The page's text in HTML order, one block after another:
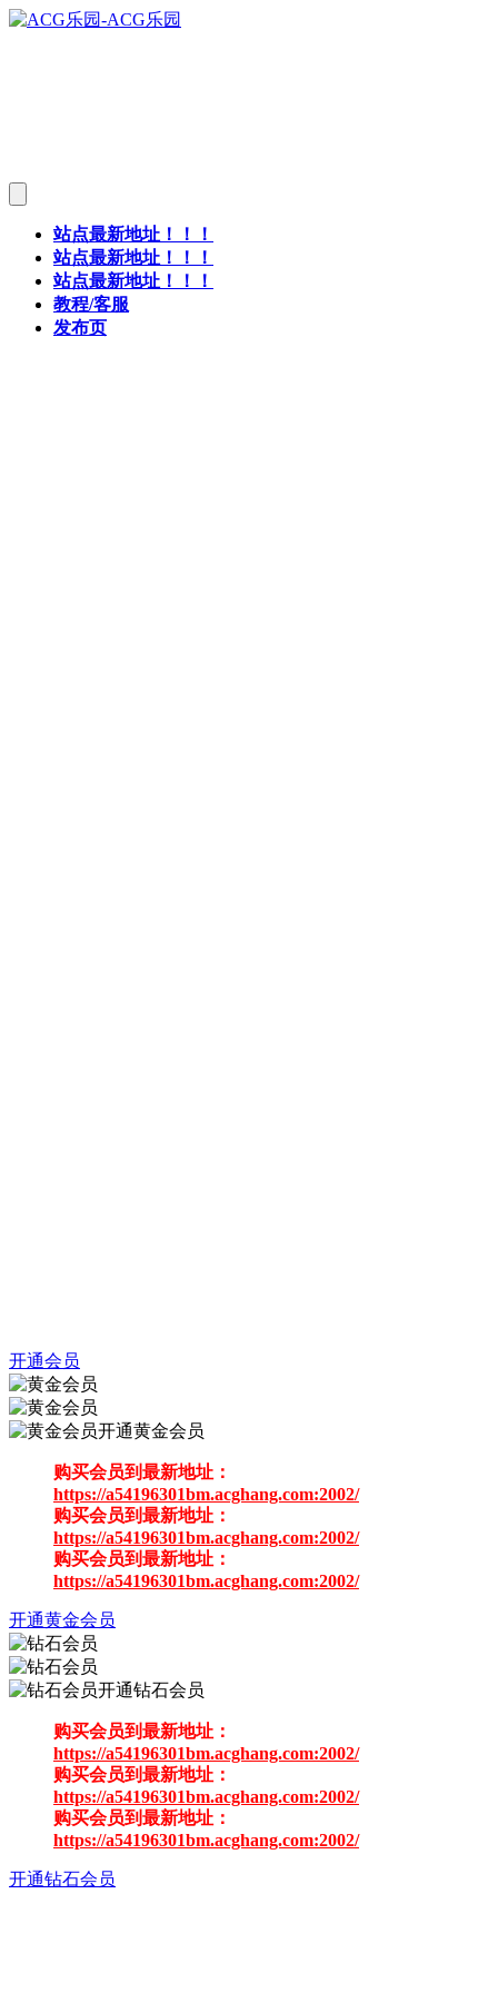
站点最新地址！！！
站点最新地址！！！
站点最新地址！！！
教程/客服
发布页
开通会员
开通黄金会员
购买会员到最新地址：
https://a54196301bm.acghang.com:2002/
购买会员到最新地址：
https://a54196301bm.acghang.com:2002/
购买会员到最新地址：
https://a54196301bm.acghang.com:2002/
开通黄金会员
开通钻石会员
购买会员到最新地址：
https://a54196301bm.acghang.com:2002/
购买会员到最新地址：
https://a54196301bm.acghang.com:2002/
购买会员到最新地址：
https://a54196301bm.acghang.com:2002/
开通钻石会员